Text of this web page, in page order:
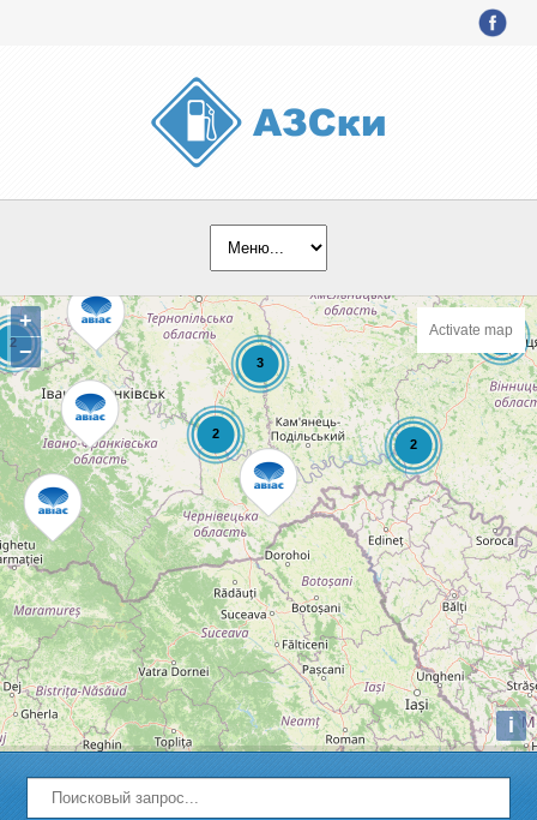
+
−
i
Activate map